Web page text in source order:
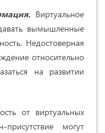
Виртуальное
вымышленные
Недостоверная
относительно
на развитии
от виртуальных
могут